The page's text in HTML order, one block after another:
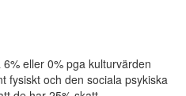
eller 0% pga kulturvärden
fysiskt och den sociala psykiska